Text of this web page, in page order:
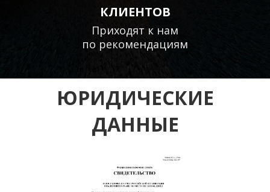
КЛИЕНТОВ
Приходят к нам
по рекомендациям
ЮРИДИЧЕСКИЕ
ДАННЫЕ